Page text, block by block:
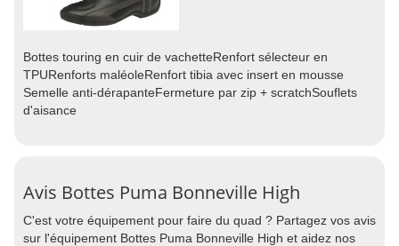
Bottes touring en cuir de vachetteRenfort sélecteur en
TPURenforts maléoleRenfort tibia avec insert en mousse
Semelle anti-dérapanteFermeture par zip + scratchSouflets
d'aisance
Avis Bottes Puma Bonneville High
C'est votre équipement pour faire du quad ? Partagez vos avis
sur l'équipement Bottes Puma Bonneville High et aidez nos